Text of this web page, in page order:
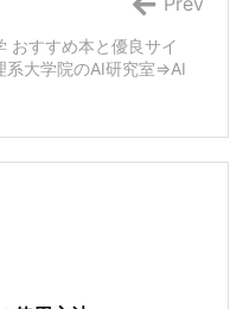
おすすめ本と優良サイ
系大学院のAI研究室⇒AI